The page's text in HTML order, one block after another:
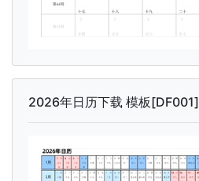
2026年日历下载 模板[DF001]